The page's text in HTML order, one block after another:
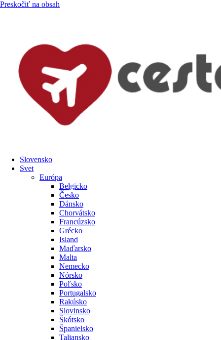
Preskočiť na obsah
Slovensko
Svet
Európa
Belgicko
Česko
Dánsko
Chorvátsko
Francúzsko
Grécko
Island
Maďarsko
Malta
Nemecko
Nórsko
Poľsko
Portugalsko
Rakúsko
Slovinsko
Škótsko
Španielsko
Taliansko